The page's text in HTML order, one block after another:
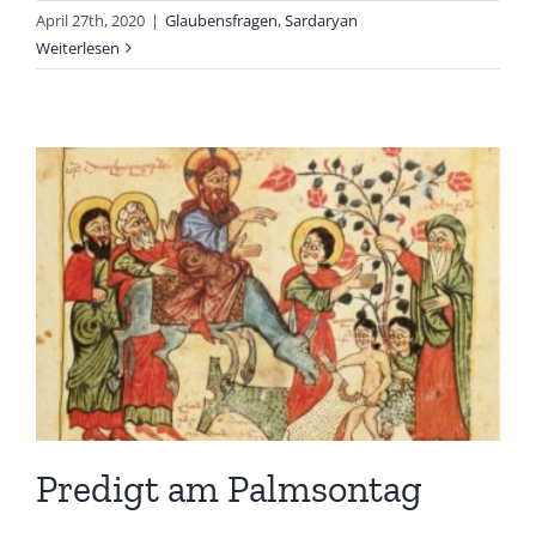
April 27th, 2020 | Glaubensfragen,Sardaryan
Weiterlesen
Predigt am Palmsontag